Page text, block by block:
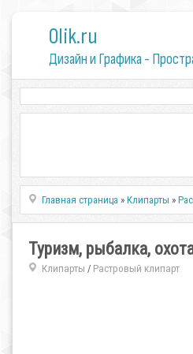
0lik.ru
Дизайн и Графика -
Главная страница »Клипарты »
Туризм, рыбалка,
Клипарты / Растровый клипарт